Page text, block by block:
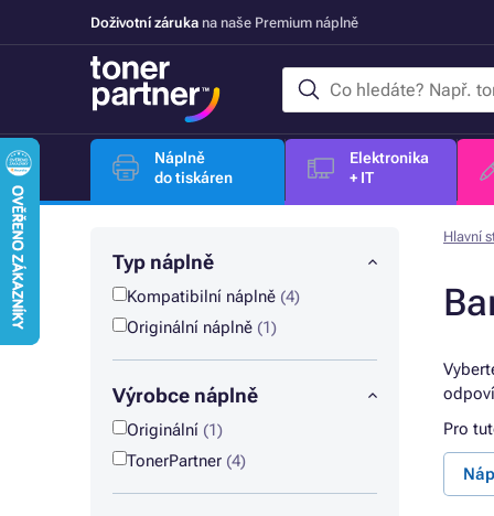
Doživotní záruka na naše Premium náplně
Náplně
do tiskáren
Elektronika
+ IT
Typ náplně
Kompatibilní náplně (4)
Originální náplně (1)
Výrobce náplně
Originální (1)
TonerPartner (4)
Hlavní
Pro